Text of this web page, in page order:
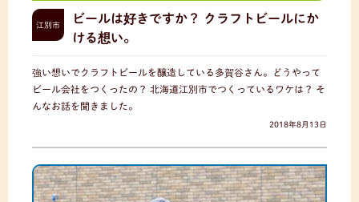
江別市
ビールは好きですか？ クラフトビールにか
ける想い。
強い想いでクラフトビールを醸造している多賀谷さん。どうやって
ビール会社をつくったの？ 北海道江別市でつくっているワケは？ そ
んなお話を聞きました。
2018年8月13日